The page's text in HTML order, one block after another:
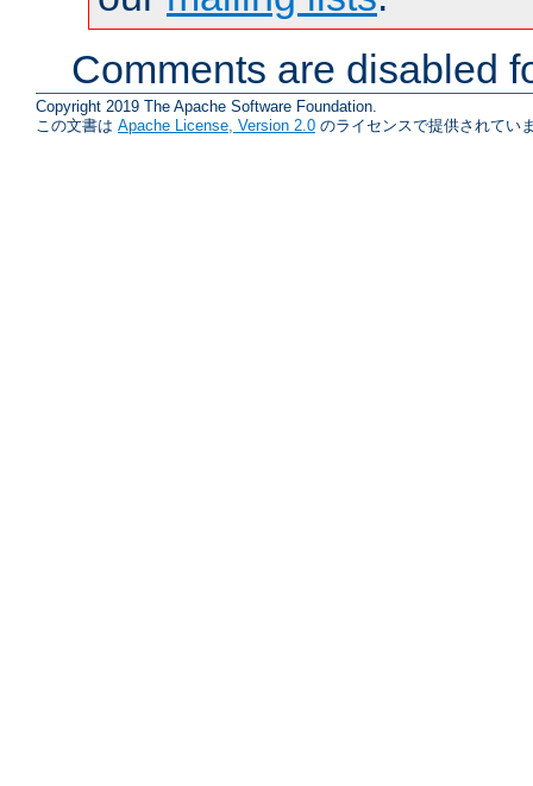
Comments are disabled
Copyright 2019 The Apache Software Foundation.
この文書は Apache License, Version 2.0 のライセンスで提供されてい